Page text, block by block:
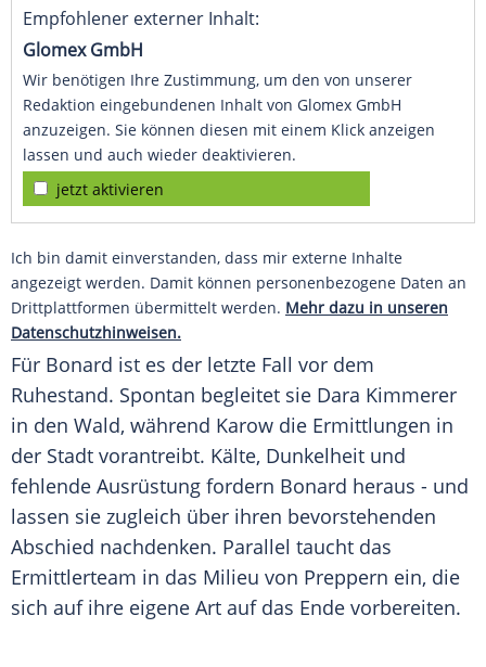
Empfohlener externer Inhalt:
Glomex GmbH
Wir benötigen Ihre Zustimmung, um den von unserer
Redaktion eingebundenen Inhalt von Glomex GmbH
anzuzeigen. Sie können diesen mit einem Klick anzeigen
lassen und auch wieder deaktivieren.
jetzt aktivieren
Ich bin damit einverstanden, dass mir externe Inhalte
angezeigt werden. Damit können personenbezogene Daten an
Drittplattformen übermittelt werden. Mehr dazu in unseren
Datenschutzhinweisen.
Für Bonard ist es der letzte Fall vor dem
Ruhestand. Spontan begleitet sie Dara Kimmerer
in den Wald, während Karow die Ermittlungen in
der Stadt vorantreibt. Kälte, Dunkelheit und
fehlende Ausrüstung fordern Bonard heraus - und
lassen sie zugleich über ihren bevorstehenden
Abschied nachdenken. Parallel taucht das
Ermittlerteam in das Milieu von Preppern ein, die
sich auf ihre eigene Art auf das Ende vorbereiten.